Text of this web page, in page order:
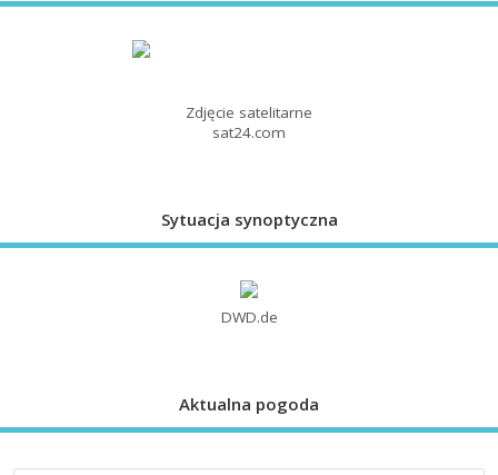
Zdjęcie satelitarne
sat24.com
Sytuacja synoptyczna
DWD.de
Aktualna pogoda